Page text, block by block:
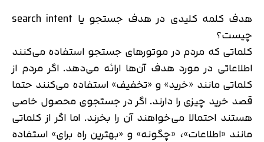
هدف کلمه کلیدی در هدف جستجو یا search intent
چیست؟
کلماتی که مردم در موتورهای جستجو استفاده می‌کنند
اطلاعاتی در مورد هدف آن‌ها ارائه می‌دهد. اگر مردم از
کلماتی مانند «خرید» و «تخفیف» استفاده می‌کنند حتما
قصد خرید چیزی را دارند. اگر در جستجوی محصول خاصی
هستند احتمالا می‌خواهند آن را بخرند. اما اگر از کلماتی
مانند «اطلاعات»، «چگونه» و «بهترین راه برای» استفاده